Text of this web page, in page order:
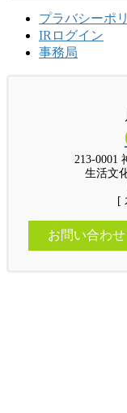
プラバシーポ
IRログイン
事務局
213-0001
生活文
[
お問い合わせ